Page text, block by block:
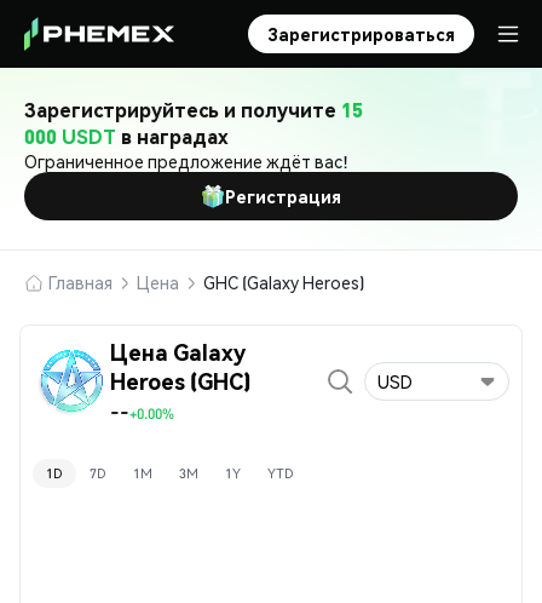
Зарегистрироваться
Зарегистрируйтесь и получите 15
000 USDT в наградах
Ограниченное предложение ждёт вас!
Регистрация
Главная Цена GHC (Galaxy Heroes)
Цена Galaxy
Heroes (GHC)
--+0.00%
USD
1D 7D 1M 3M 1Y YTD